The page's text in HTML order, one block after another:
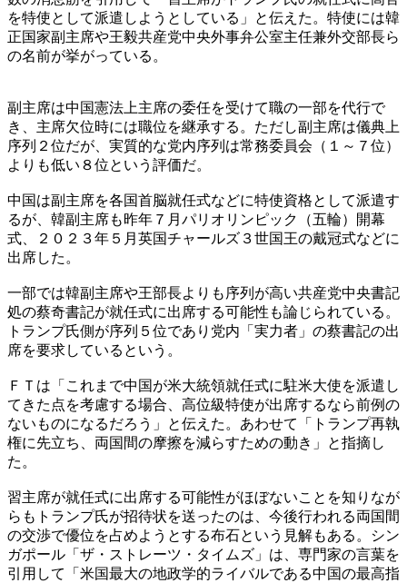
を特使として派遣しようとしている」と伝えた。特使には韓
正国家副主席や王毅共産党中央外事弁公室主任兼外交部長ら
の名前が挙がっている。
副主席は中国憲法上主席の委任を受けて職の一部を代行で
き、主席欠位時には職位を継承する。ただし副主席は儀典上
序列２位だが、実質的な党内序列は常務委員会（１～７位）
よりも低い８位という評価だ。
中国は副主席を各国首脳就任式などに特使資格として派遣す
るが、韓副主席も昨年７月パリオリンピック（五輪）開幕
式、２０２３年５月英国チャールズ３世国王の戴冠式などに
出席した。
一部では韓副主席や王部長よりも序列が高い共産党中央書記
処の蔡奇書記が就任式に出席する可能性も論じられている。
トランプ氏側が序列５位であり党内「実力者」の蔡書記の出
席を要求しているという。
ＦＴは「これまで中国が米大統領就任式に駐米大使を派遣し
てきた点を考慮する場合、高位級特使が出席するなら前例の
ないものになるだろう」と伝えた。あわせて「トランプ再執
権に先立ち、両国間の摩擦を減らすための動き」と指摘し
た。
習主席が就任式に出席する可能性がほぼないことを知りなが
らもトランプ氏が招待状を送ったのは、今後行われる両国間
の交渉で優位を占めようとする布石という見解もある。シン
ガポール「ザ・ストレーツ・タイムズ」は、専門家の言葉を
引用して「米国最大の地政学的ライバルである中国の最高指